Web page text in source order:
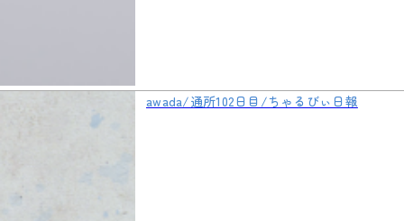
awada/通所102日目/ちゃるびぃ日報